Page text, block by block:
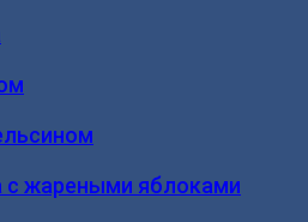
с жареными яблоками